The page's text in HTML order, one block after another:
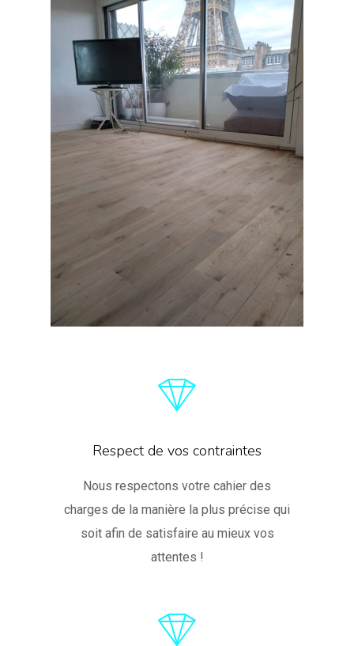
Respect de vos contraintes
Nous respectons votre cahier des
charges de la manière la plus précise qui
soit afin de satisfaire au mieux vos
attentes !